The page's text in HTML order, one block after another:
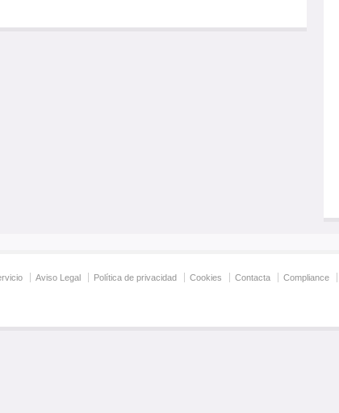
Aviso Legal Política de privacidad Cookies Contacta Compliance